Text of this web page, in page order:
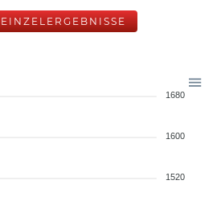
EINZELERGEBNISSE
1680
1600
1520